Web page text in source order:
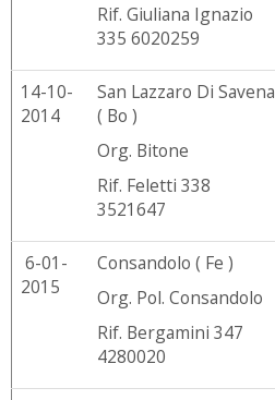
Rif. Giuliana Ignazio
335 6020259
14-10-
2014
San Lazzaro Di Savena
( Bo )
Org. Bitone
Rif. Feletti 338
3521647
6-01-
2015
Consandolo ( Fe )
Org. Pol. Consandolo
Rif. Bergamini 347
4280020